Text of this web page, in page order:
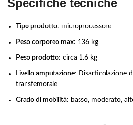
Specifiche tecniche
Tipo prodotto: microprocessore
Peso corporeo max: 136 kg
Peso prodotto: circa 1.6 kg
Livello amputazione: Disarticolazione
transfemorale
Grado di mobilità: basso, moderato,